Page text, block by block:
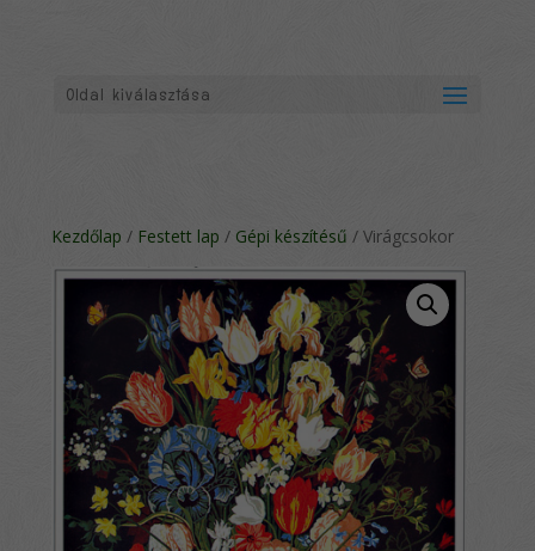
Oldal kiválasztása
Kezdőlap / Festett lap / Gépi készítésű / Virágcsokor